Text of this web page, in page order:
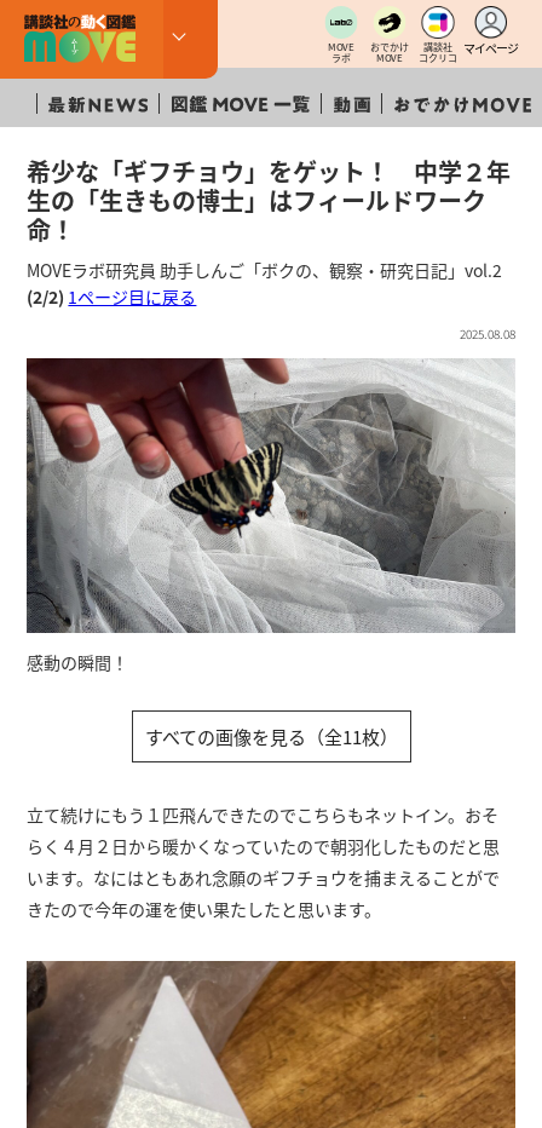
MOVE
ラボ
おでかけ
MOVE
講談社
コクリコ
マイページ
希少な「ギフチョウ」をゲット！ 中学２年
生の「生きもの博士」はフィールドワーク
命！
MOVEラボ研究員 助手しんご「ボクの、観察・研究日記」vol.2
(2/2) 1ページ目に戻る
2025.08.08
感動の瞬間！
すべての画像を見る（全11枚）
立て続けにもう１匹飛んできたのでこちらもネットイン。おそ
らく４月２日から暖かくなっていたので朝羽化したものだと思
います。なにはともあれ念願のギフチョウを捕まえることがで
きたので今年の運を使い果たしたと思います。